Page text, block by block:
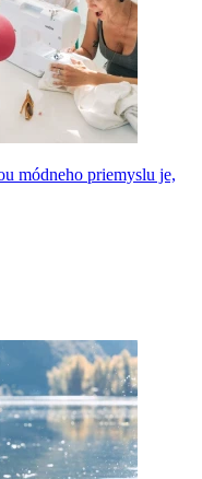
módneho priemyslu je,